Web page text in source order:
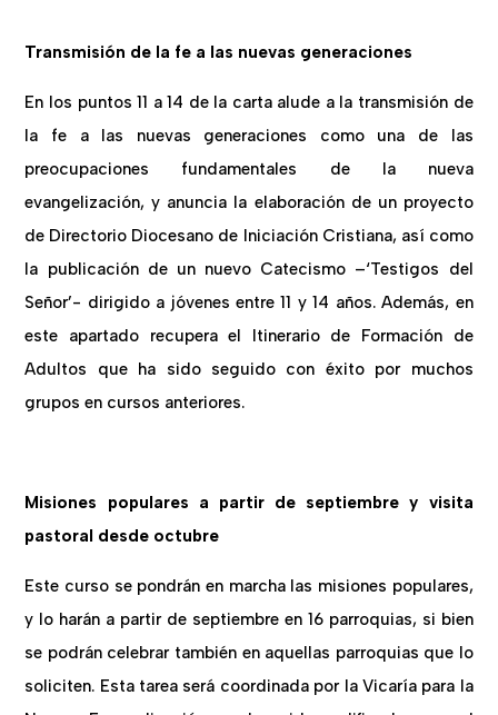
Transmisión de la fe a las nuevas generaciones
En los puntos 11 a 14 de la carta alude a la transmisión de
la fe a las nuevas generaciones como una de las
preocupaciones fundamentales de la nueva
evangelización, y anuncia la elaboración de un proyecto
de Directorio Diocesano de Iniciación Cristiana, así como
la publicación de un nuevo Catecismo –‘Testigos del
Señor’- dirigido a jóvenes entre 11 y 14 años. Además, en
este apartado recupera el Itinerario de Formación de
Adultos que ha sido seguido con éxito por muchos
grupos en cursos anteriores.
Misiones populares a partir de septiembre y visita
pastoral desde octubre
Este curso se pondrán en marcha las misiones populares,
y lo harán a partir de septiembre en 16 parroquias, si bien
se podrán celebrar también en aquellas parroquias que lo
soliciten. Esta tarea será coordinada por la Vicaría para la